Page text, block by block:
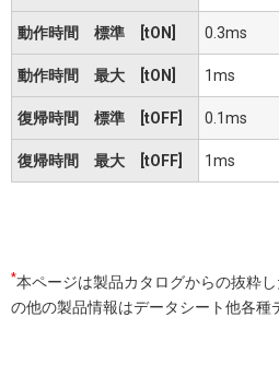
動作時間 標準 [tON] 0.3ms
動作時間 最大 [tON] 1ms
復帰時間 標準 [tOFF] 0.1ms
復帰時間 最大 [tOFF] 1ms
*本ページは製品カタログからの抜粋
の他の製品情報はデータシート他各種